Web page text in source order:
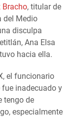
Bracho, titular de
del Medio
disculpa
Ana Elsa
hacia ella.
el funcionario
fue inadecuado y
tengo de
especialmente